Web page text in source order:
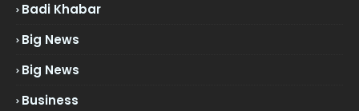
Badi Khabar
Big News
Big News
Business